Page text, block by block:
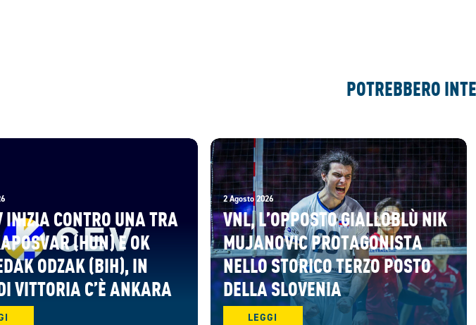
POTREBBERO
INIZIA CONTRO UNA TRA
(HUN) E OK
ODZAK (BIH), IN
VITTORIA C’È ANKARA
2 Agosto 2026
VNL, L’OPPOSTO GIALLOBLÙ NIK
MUJANOVIC PROTAGONISTA
NELLO STORICO TERZO POSTO
DELLA SLOVENIA
LEGGI